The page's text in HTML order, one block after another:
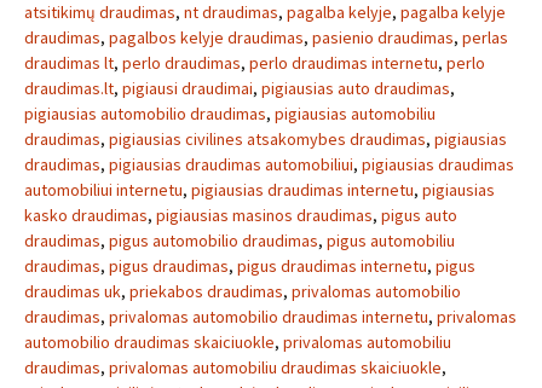
atsitikimų draudimas, nt draudimas, pagalba kelyje, pagalba kelyje
draudimas, pagalbos kelyje draudimas, pasienio draudimas, perlas
draudimas lt, perlo draudimas, perlo draudimas internetu, perlo
draudimas.lt, pigiausi draudimai, pigiausias auto draudimas,
pigiausias automobilio draudimas, pigiausias automobiliu
draudimas, pigiausias civilines atsakomybes draudimas, pigiausias
draudimas, pigiausias draudimas automobiliui, pigiausias draudimas
automobiliui internetu, pigiausias draudimas internetu, pigiausias
kasko draudimas, pigiausias masinos draudimas, pigus auto
draudimas, pigus automobilio draudimas, pigus automobiliu
draudimas, pigus draudimas, pigus draudimas internetu, pigus
draudimas uk, priekabos draudimas, privalomas automobilio
draudimas, privalomas automobilio draudimas internetu, privalomas
automobilio draudimas skaiciuokle, privalomas automobiliu
draudimas, privalomas automobiliu draudimas skaiciuokle,